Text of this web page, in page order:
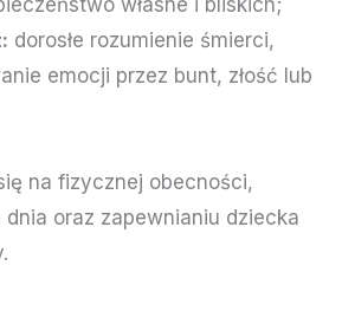
własne i bliskich;
dorosłe rozumienie śmierci,
emocji przez bunt, złość lub
na fizycznej obecności,
dnia oraz zapewnianiu dziecka